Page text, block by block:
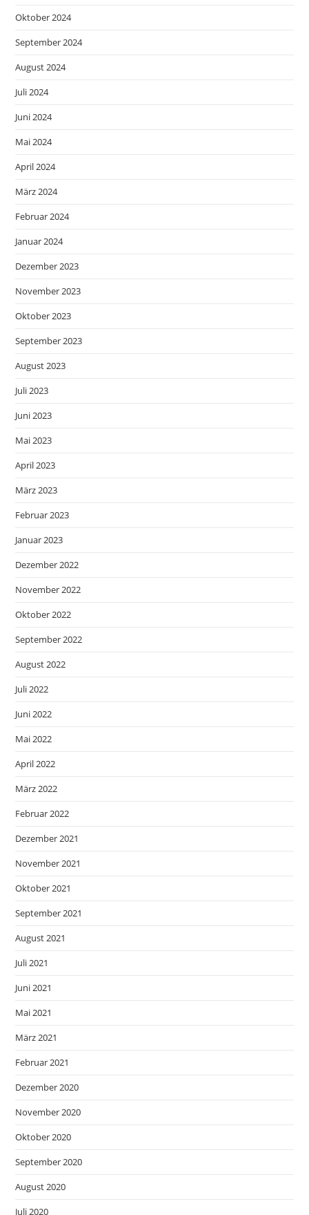
Oktober 2024
September 2024
August 2024
Juli 2024
Juni 2024
Mai 2024
April 2024
März 2024
Februar 2024
Januar 2024
Dezember 2023
November 2023
Oktober 2023
September 2023
August 2023
Juli 2023
Juni 2023
Mai 2023
April 2023
März 2023
Februar 2023
Januar 2023
Dezember 2022
November 2022
Oktober 2022
September 2022
August 2022
Juli 2022
Juni 2022
Mai 2022
April 2022
März 2022
Februar 2022
Dezember 2021
November 2021
Oktober 2021
September 2021
August 2021
Juli 2021
Juni 2021
Mai 2021
März 2021
Februar 2021
Dezember 2020
November 2020
Oktober 2020
September 2020
August 2020
Juli 2020